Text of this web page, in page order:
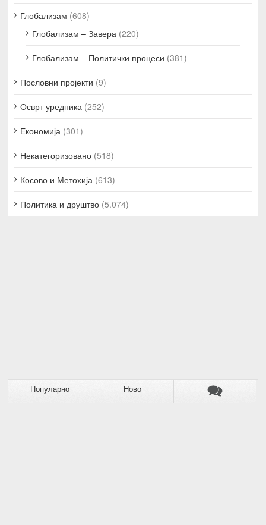
Глобализам (608)
Глобализам – Завера (220)
Глобализам – Политички процеси (381)
Пословни пројекти (9)
Осврт уредника (252)
Економија (301)
Некатегоризовано (518)
Косово и Метохија (613)
Политика и друштво (5.074)
Популарно Ново